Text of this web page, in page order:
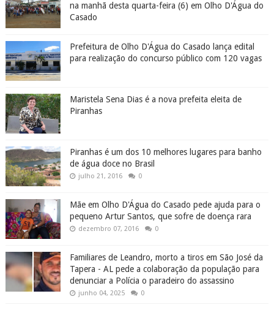
na manhã desta quarta-feira (6) em Olho D'Água do
Casado
Prefeitura de Olho D'Água do Casado lança edital
para realização do concurso público com 120 vagas
Maristela Sena Dias é a nova prefeita eleita de
Piranhas
Piranhas é um dos 10 melhores lugares para banho
de água doce no Brasil
julho 21, 2016 0
Mãe em Olho D'Água do Casado pede ajuda para o
pequeno Artur Santos, que sofre de doença rara
dezembro 07, 2016 0
Familiares de Leandro, morto a tiros em São José da
Tapera - AL pede a colaboração da população para
denunciar a Polícia o paradeiro do assassino
junho 04, 2025 0